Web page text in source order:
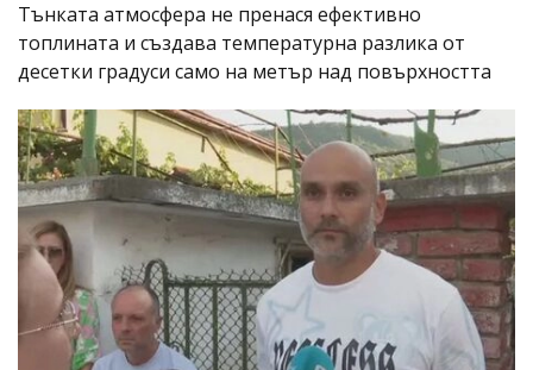
Тънката атмосфера не пренася ефективно
топлината и създава температурна разлика от
десетки градуси само на метър над повърхността